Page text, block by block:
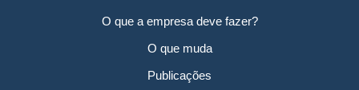
O que a empresa deve fazer?
O que muda
Publicações